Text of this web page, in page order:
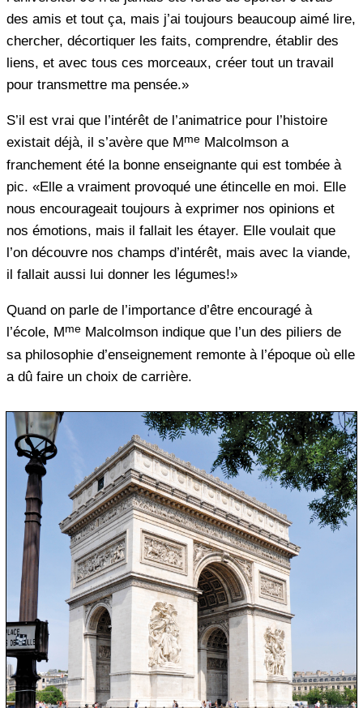
des amis et tout ça, mais j’ai toujours beaucoup aimé lire,
chercher, décortiquer les faits, comprendre, établir des
liens, et avec tous ces morceaux, créer tout un travail
pour transmettre ma pensée.»
S’il est vrai que l’intérêt de l’animatrice pour l’histoire
existait déjà, il s’avère que Mme Malcolmson a
franchement été la bonne enseignante qui est tombée à
pic. «Elle a vraiment provoqué une étincelle en moi. Elle
nous encourageait toujours à exprimer nos opinions et
nos émotions, mais il fallait les étayer. Elle voulait que
l’on découvre nos champs d’intérêt, mais avec la viande,
il fallait aussi lui donner les légumes!»
Quand on parle de l’importance d’être encouragé à
l’école, Mme Malcolmson indique que l’un des piliers de
sa philosophie d’enseignement remonte à l’époque où elle
a dû faire un choix de carrière.